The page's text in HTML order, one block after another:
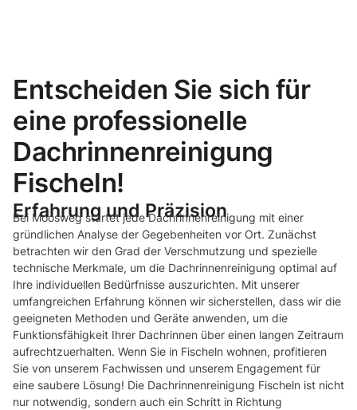
Entscheiden Sie sich für
eine professionelle
Dachrinnenreinigung
Fischeln!
Erfahrung und Präzision
Bei Moosweg startet jede Dachrinnenreinigung mit einer
gründlichen Analyse der Gegebenheiten vor Ort. Zunächst
betrachten wir den Grad der Verschmutzung und spezielle
technische Merkmale, um die Dachrinnenreinigung optimal auf
Ihre individuellen Bedürfnisse auszurichten. Mit unserer
umfangreichen Erfahrung können wir sicherstellen, dass wir die
geeigneten Methoden und Geräte anwenden, um die
Funktionsfähigkeit Ihrer Dachrinnen über einen langen Zeitraum
aufrechtzuerhalten. Wenn Sie in Fischeln wohnen, profitieren
Sie von unserem Fachwissen und unserem Engagement für
eine saubere Lösung! Die Dachrinnenreinigung Fischeln ist nicht
nur notwendig, sondern auch ein Schritt in Richtung